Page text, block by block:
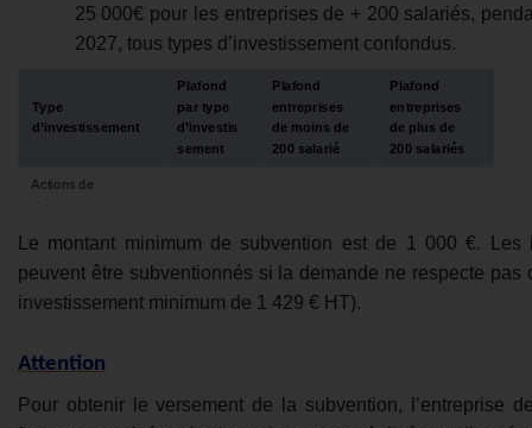
25 000€ pour les entreprises de + 200 salariés,
2027, tous types d’investissement confondus.
Type
d’investissement
Plafond
par type
d’investis
sement
Plafond
entreprises
de moins de
200 salarié
Plafond
entreprises
de plus de
200 salariés
Actions de
formation,
équipements)
Le montant minimum de subvention est de 1 000 €. Les
peuvent être subventionnés si la demande ne respecte pas
investissement minimum de 1 429 € HT).
Attention
Pour obtenir le versement de la subvention, l’entreprise